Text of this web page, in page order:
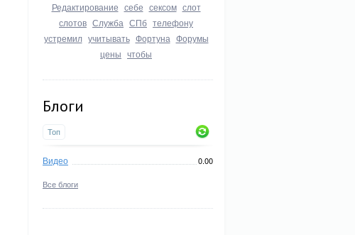
Редактирование себе сексом слот
слотов Служба СПб телефону
устремил учитывать Фортуна Форумы
цены чтобы
Блоги
Топ
Видео 0.00
Все блоги